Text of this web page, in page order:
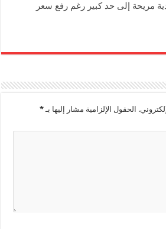
مريحة إلى حد كبير رغم رفع سعر
الحقول الإلزامية مشار إليها بـ*